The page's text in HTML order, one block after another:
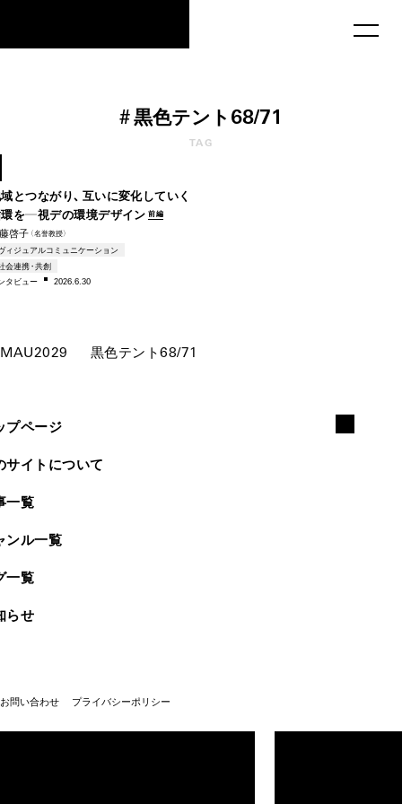
#黒色テント68/71
TAG
1974
とつながり、互いに変化していく
を―視デの環境デザイン 前編
啓子 （名誉教授）
ィジュアルコミュニケーション
会連携・共創
タビ ュー 2026.6.30
MAU2029 黒色テント68/71
プページ
サイトについて
一覧
ンル一覧
一覧
らせ
お問い合わせ プライバシーポリシー